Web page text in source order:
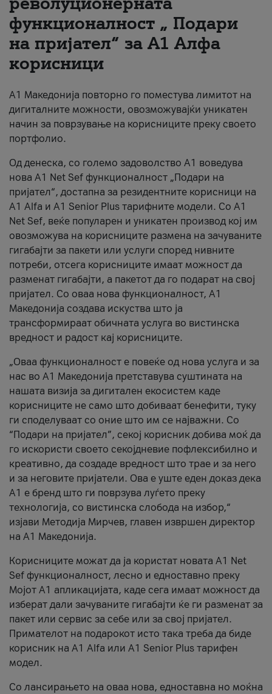
За нас
#ПодобарОнлајн
функционалност „ Подари
на пријател“ за А1 Алфа
корисници
А1 Македонија повторно го поместува лимитот на
дигиталните можности, овозможувајќи уникатен
начин за поврзување на корисниците преку своето
портфолио.
Од денеска, со големо задоволство А1 воведува
нова A1 Net Sef функционалност „Подари на
пријател“, достапна за резидентните корисници на
А1 Alfa и A1 Senior Plus тарифните модели. Со A1
Net Sef, веќе популарен и уникатен производ кој им
овозможува на корисниците размена на зачуваните
гигабајти за пакети или услуги според нивните
потреби, отсега корисниците имаат можност да
разменат гигабајти, а пакетот да го подарат на свој
пријател. Со оваа нова функционалност, А1
Македонија создава искуства што ја
трансформираат обичната услуга во вистинска
вредност и радост кај корисниците.
„Оваа функционалност е повеќе од нова услуга и за
нас во А1 Македонија претставува суштината на
нашата визија за дигитален екосистем каде
корисниците не само што добиваат бенефити, туку
ги споделуваат со оние што им се најважни. Со
“Подари на пријател”, секој корисник добива моќ да
го искористи своето секојдневие пофлексибилно и
креативно, да создаде вредност што трае и за него
и за неговите пријатели. Ова е уште еден доказ дека
А1 е бренд што ги поврзува луѓето преку
технологија, со вистинска слобода на избор,“
изјави Методија Мирчев, главен извршен директор
на А1 Македонија.
Корисниците можат да ја користат новата А1 Net
Sef функционалност, лесно и едноставно преку
Мојот А1 апликацијата, каде сега имаат можност да
изберат дали зачуваните гигабајти ќе ги разменат за
пакет или сервис за себе или за свој пријател.
Примателот на подарокот исто така треба да биде
корисник на А1 Alfa или A1 Senior Plus тарифен
модел.
Со лансирањето на оваа нова, едноставна но моќна